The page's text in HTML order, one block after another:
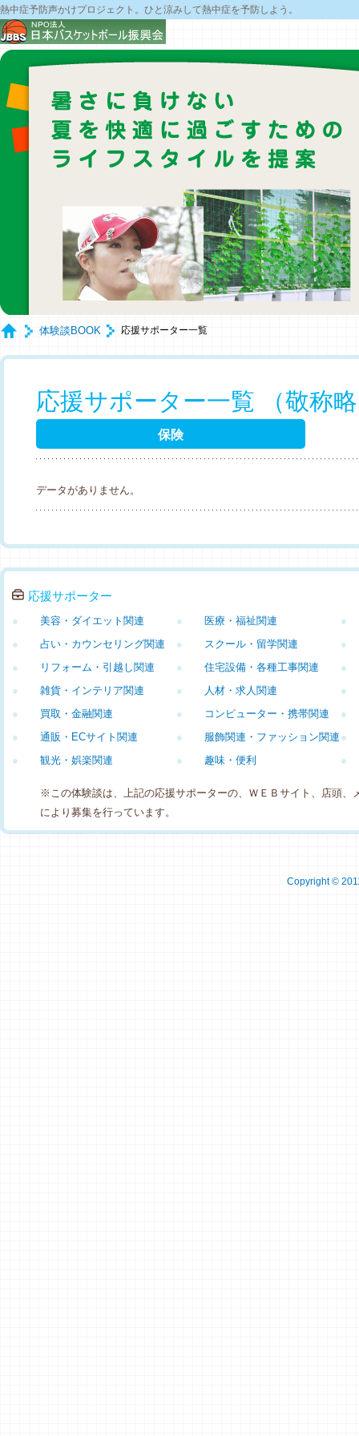
熱中症予防声かけプロジェクト。ひと涼みして熱中症を予防しよう。
体験談BOOK 応援サポーター一覧
応援サポーター一覧 （敬称
保険
データがありません。
応援サポーター
美容・ダイエット関連
● 医療・福祉関連
●
●
占い・カウンセリング関連
● スクール・留学関連
●
●
リフォーム・引越し関連
● 住宅設備・各種工事関連
●
●
雑貨・インテリア関連
● 人材・求人関連
●
●
買取・金融関連
● コンピューター・携帯関連
●
●
通販・ECサイト関連
● 服飾関連・ファッション関連
●
●
観光・娯楽関連
● 趣味・便利
● ●
※この体験談は、上記の応援サポーターの、ＷＥＢサイト、店頭、
により募集を行っています。
Copyright ©